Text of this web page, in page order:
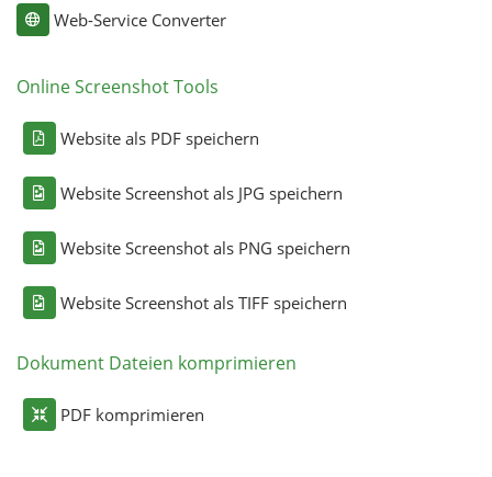
Web-Service Converter
Online Screenshot Tools
Website als PDF speichern
Website Screenshot als JPG speichern
Website Screenshot als PNG speichern
Website Screenshot als TIFF speichern
Dokument Dateien komprimieren
PDF komprimieren